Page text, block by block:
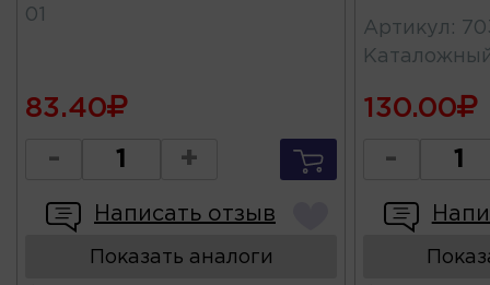
01
83.40
- +
Написать отзыв
Показать аналоги
Артикул :
130.00
-